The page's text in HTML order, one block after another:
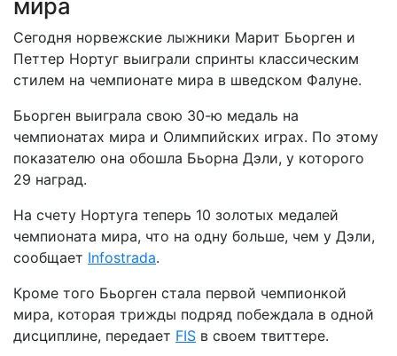
мира
Сегодня норвежские лыжники Марит Бьорген и
Петтер Нортуг выиграли спринты классическим
стилем на чемпионате мира в шведском Фалуне.
Бьорген выиграла свою 30-ю медаль на
чемпионатах мира и Олимпийских играх. По этому
показателю она обошла Бьорна Дэли, у которого
29 наград.
На счету Нортуга теперь 10 золотых медалей
чемпионата мира, что на одну больше, чем у Дэли,
сообщает Infostrada.
Кроме того Бьорген стала первой чемпионкой
мира, которая трижды подряд побеждала в одной
дисциплине, передает FIS в своем твиттере.